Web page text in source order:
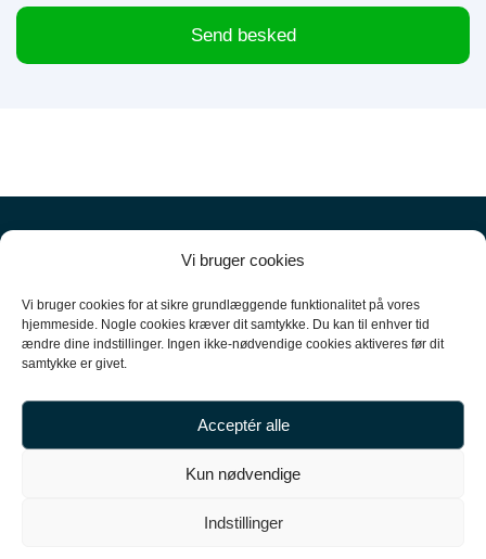
Vi bruger cookies
Vi bruger cookies for at sikre grundlæggende funktionalitet på vores
hjemmeside. Nogle cookies kræver dit samtykke. Du kan til enhver tid
ændre dine indstillinger. Ingen ikke-nødvendige cookies aktiveres før dit
samtykke er givet.
Acceptér alle
Kun nødvendige
Indstillinger
Send besked
+45 61 10 52 10
hello@carpal.dk
Tonsbakken 16